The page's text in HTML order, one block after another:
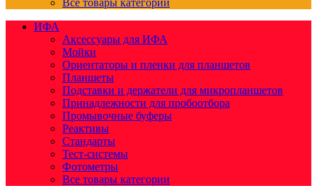
Все товары категории
ИФА
Аксессуары для ИФА
Мойки
Ориентаторы и пленки для планшетов
Планшеты
Подставки и держатели для микропланшетов
Принадлежности для пробоотбора
Промывочные буферы
Реактивы
Стандарты
Тест-системы
Фотометры
Все товары категории